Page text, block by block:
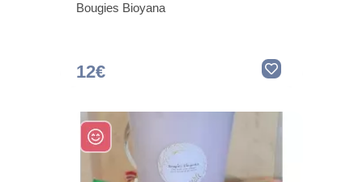
Bougies Bioyana
12€